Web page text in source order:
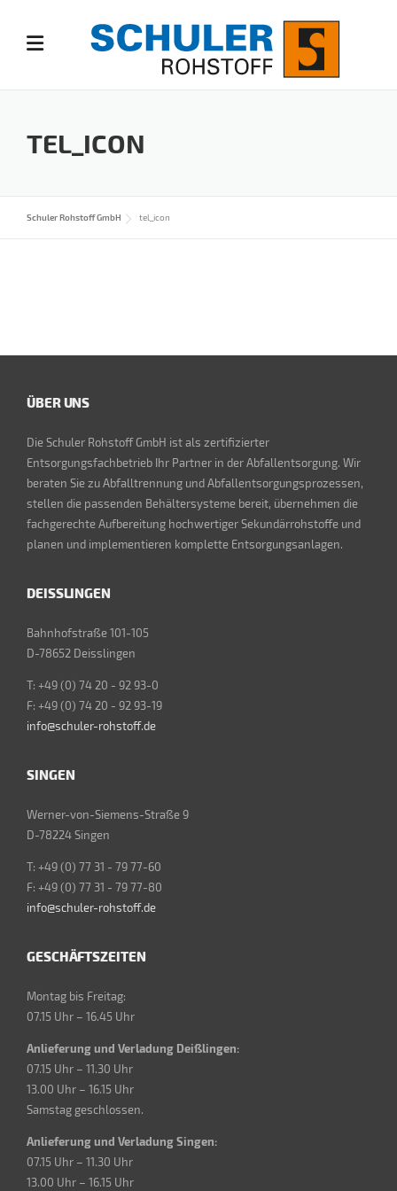
content
TEL_ICON
Schuler Rohstoff GmbH tel_icon
ÜBER UNS
Die Schuler Rohstoff GmbH ist als zertifizierter
Entsorgungsfachbetrieb Ihr Partner in der Abfallentsorgung. Wir
beraten Sie zu Abfalltrennung und Abfallentsorgungsprozessen,
stellen die passenden Behältersysteme bereit, übernehmen die
fachgerechte Aufbereitung hochwertiger Sekundärrohstoffe und
planen und implementieren komplette Entsorgungsanlagen.
DEISSLINGEN
Bahnhofstraße 101-105
D-78652 Deisslingen
T: +49 (0) 74 20 - 92 93-0
F: +49 (0) 74 20 - 92 93-19
info@schuler-rohstoff.de
SINGEN
Werner-von-Siemens-Straße 9
D-78224 Singen
T: +49 (0) 77 31 - 79 77-60
F: +49 (0) 77 31 - 79 77-80
info@schuler-rohstoff.de
GESCHÄFTSZEITEN
Montag bis Freitag:
07.15 Uhr – 16.45 Uhr
Anlieferung und Verladung Deißlingen:
07.15 Uhr – 11.30 Uhr
13.00 Uhr – 16.15 Uhr
Samstag geschlossen.
Anlieferung und Verladung Singen:
07.15 Uhr – 11.30 Uhr
13.00 Uhr – 16.15 Uhr